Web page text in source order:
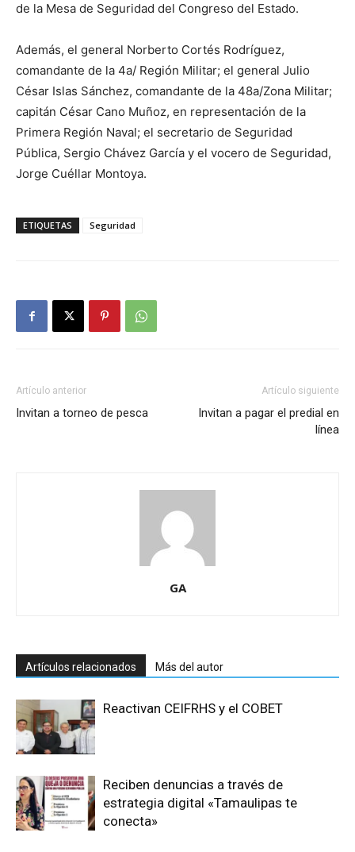
de la Mesa de Seguridad del Congreso del Estado.
Además, el general Norberto Cortés Rodríguez,
comandante de la 4a/ Región Militar; el general Julio
César Islas Sánchez, comandante de la 48a/Zona Militar;
capitán César Cano Muñoz, en representación de la
Primera Región Naval; el secretario de Seguridad
Pública, Sergio Chávez García y el vocero de Seguridad,
Jorge Cuéllar Montoya.
ETIQUETAS Seguridad
Artículo anterior
Invitan a torneo de pesca
Artículo siguiente
Invitan a pagar el predial en
línea
GA
Artículos relacionados Más del autor
Reactivan CEIFRHS y el COBET
Reciben denuncias a través de
estrategia digital «Tamaulipas te
conecta»